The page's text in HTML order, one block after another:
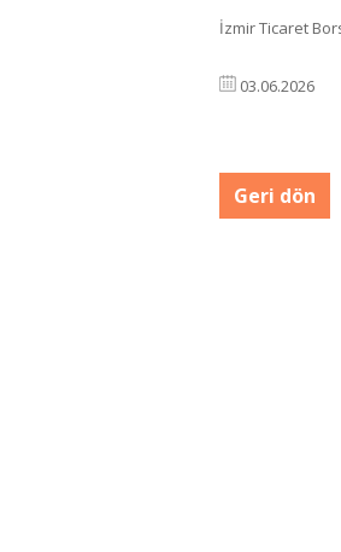
İzmir Ticaret
03.06.2026
Geri dön